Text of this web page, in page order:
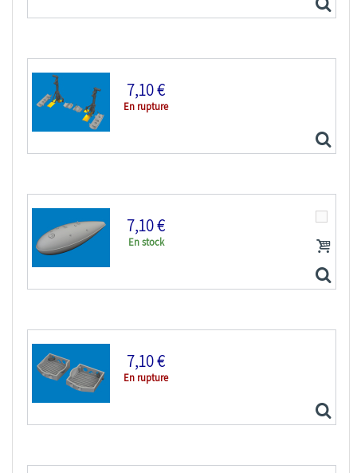
Eduard kit d'amelioration avion brassin Print...
7,10 €
En rupture
Eduard kit d'amelioration avion brassin Print...
7,10 €
En stock
Eduard kit d'amelioration avion brassin Print...
7,10 €
En rupture